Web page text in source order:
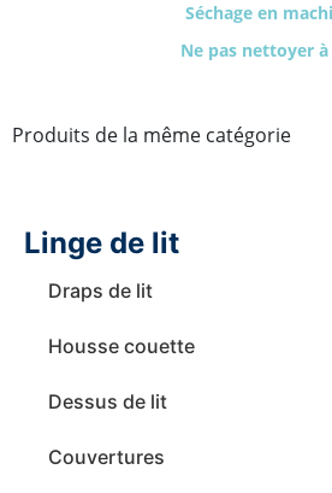
Séchage en
Ne pas nettoyer à
Produits de la même catégorie
Linge de lit
Draps de lit
Housse couette
Dessus de lit
Couvertures